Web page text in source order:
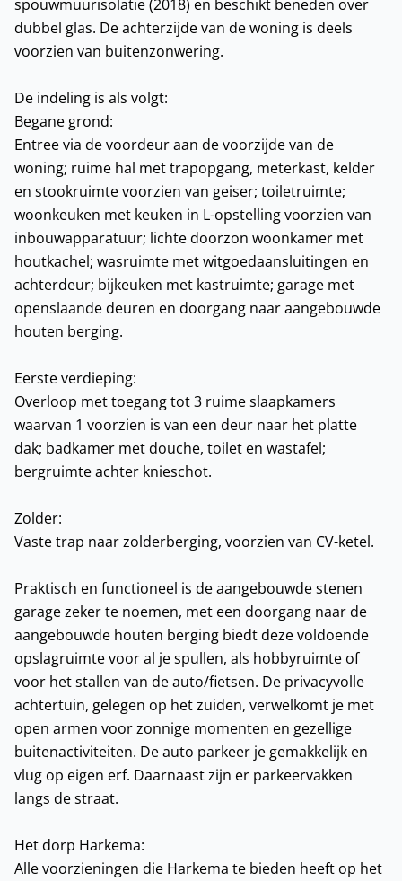
spouwmuurisolatie (2018) en beschikt beneden over
dubbel glas. De achterzijde van de woning is deels
voorzien van buitenzonwering.
De indeling is als volgt:
Begane grond:
Entree via de voordeur aan de voorzijde van de
woning; ruime hal met trapopgang, meterkast, kelder
en stookruimte voorzien van geiser; toiletruimte;
woonkeuken met keuken in L-opstelling voorzien van
inbouwapparatuur; lichte doorzon woonkamer met
houtkachel; wasruimte met witgoedaansluitingen en
achterdeur; bijkeuken met kastruimte; garage met
openslaande deuren en doorgang naar aangebouwde
houten berging.
Eerste verdieping:
Overloop met toegang tot 3 ruime slaapkamers
waarvan 1 voorzien is van een deur naar het platte
dak; badkamer met douche, toilet en wastafel;
bergruimte achter knieschot.
Zolder:
Vaste trap naar zolderberging, voorzien van CV-ketel.
Praktisch en functioneel is de aangebouwde stenen
garage zeker te noemen, met een doorgang naar de
aangebouwde houten berging biedt deze voldoende
opslagruimte voor al je spullen, als hobbyruimte of
voor het stallen van de auto/fietsen. De privacyvolle
achtertuin, gelegen op het zuiden, verwelkomt je met
open armen voor zonnige momenten en gezellige
buitenactiviteiten. De auto parkeer je gemakkelijk en
vlug op eigen erf. Daarnaast zijn er parkeervakken
langs de straat.
Het dorp Harkema:
Alle voorzieningen die Harkema te bieden heeft op het